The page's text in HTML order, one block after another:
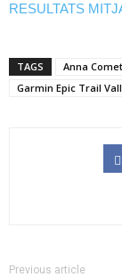
RESULTATS
TAGS Anna Comet
Garmin Epic Trail
Previous article